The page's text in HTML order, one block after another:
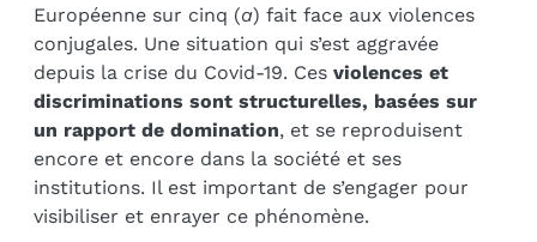
Européenne sur cinq (a) fait face aux violences
conjugales. Une situation qui s’est aggravée
depuis la crise du Covid-19. Ces violences et
discriminations sont structurelles, basées sur
un rapport de domination, et se reproduisent
encore et encore dans la société et ses
institutions. Il est important de s’engager pour
visibiliser et enrayer ce phénomène.